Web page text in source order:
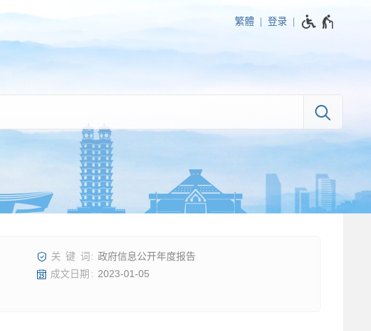
繁體 登录
政府信息公开年度报告
2023-01-05